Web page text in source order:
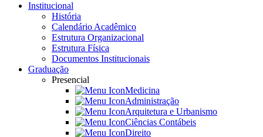
Institucional
História
Calendário Acadêmico
Estrutura Organizacional
Estrutura Física
Documentos Institucionais
Graduação
Presencial
Medicina
Administração
Arquitetura e Urbanismo
Ciências Contábeis
Direito